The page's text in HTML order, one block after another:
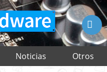
Noticias Otros
